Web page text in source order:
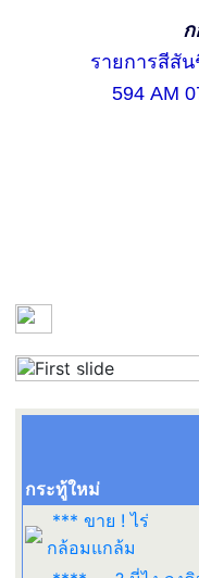
กองทัพบ
รายการสีสันชี
594 AM
Previous
กระทู้ใหม่
*** ขาย ! ไร่
กล้อมแกล้ม